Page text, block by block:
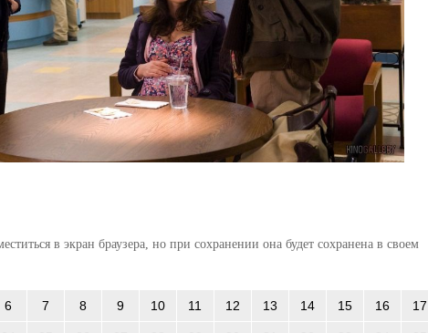
в экран браузера, но при сохранении она будет сохранена в своем
6 7 8 9 10 11 12 13 14 15 16 17